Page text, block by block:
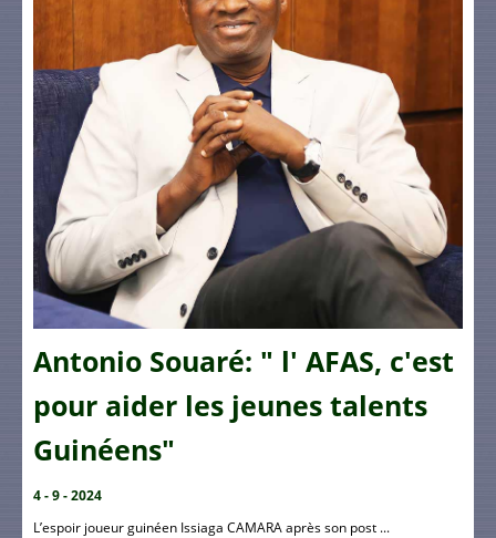
Antonio Souaré: " l' AFAS, c'est
pour aider les jeunes talents
Guinéens"
4 - 9 - 2024
L’espoir joueur guinéen Issiaga CAMARA après son post ...